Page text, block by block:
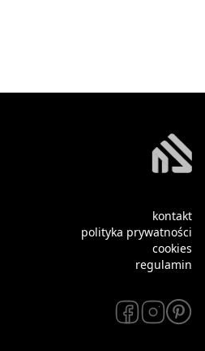
kontakt
polityka prywatności
cookies
regulamin